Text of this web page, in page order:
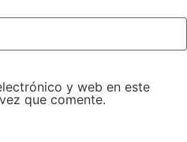
y web en este
que comente.